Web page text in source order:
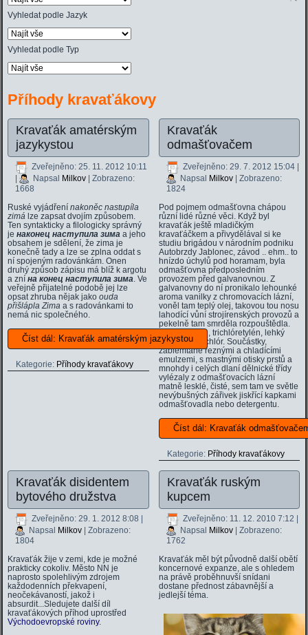
Vyhledat podle Jazyk
Vyhledat podle Typ
Příhody kravaťákovy
Kravaťák amatérským
jazykystou
Zveřejněno: 25. 11. 2012 10:11
|
Napsal Milkov | Zobrazeno:
1668
Ruské vyjádřenínakoněc nastupíla
zimá lze zapsat dvojím způsobem.
Ten syntakticky a filologicky správný
jeнаконец наступила зима a jeho
obsahem je sdělení, že zima je
konečně tady a lze se zplna oddat s
ní spojeným radovánkám. Onen
druhý způsob zápisu má blíž k argotu
a zníна конец наступила зима. Ve
veřejně přijatelné podobě jej lze
opsat zhruba nějak jakoоuda
přišlápla Zima a s radovánkami to
nemá nic společného.
Číst dál: Kravaťák amatérským jazykystou
Kategorie: Příhody kravaťákovy
Kravaťák
odmašťovačem
Zveřejněno: 29. 7. 2012 15:04|
Napsal Milkov| Zobrazeno:
1824
Pod pojmem odmašťovna chápou
různí lidé různé věci. Když byl
kravaťák ještě mladičkým
kravaťáčkem a přivydělával si ke
studiu brigádou v národním podniku
Autobrzdy Jablonec, závod .. ehm.. to
hnízdo úchylů pod horamam, byla
odmašťovna předposledním
provozem před galvanovnou. Z
galvanovny do ní pronikalo lehounké
aroma vanilky z chromovacích lázní,
voněl tam teplý olej, takovou tou nosu
lahodící vůní strojírenských provozů a
pekelně tam smrděla rozpouštědla.
Toluen, xylen, trichlóretylén, lehký
benzín, tetrachlór. Součástky,
zablemtané řeznými a chladícími
emulzemi, s mastnými otisky prstů a
mnohdy i celých dlaní dělnické třídy
vylézaly z odmašťovacích lázní
matně lesklé, čisté, sem tam ve světle
nevýbušných zářivek jiskřící kapkami
odmašťovadla nebo detergentu.
Číst dál: Kravaťák
Kategorie: Příhody kravaťákovy
Kravaťák disidentem
bytového družstva
Zveřejněno: 29. 1. 2012 8:08
Napsal Milkov | Zobrazeno:
1804
Kravaťák žije v zemi, kde je možné
prakticky cokoliv. Město NN je
naprosto spolehlivým zdrojem
každodenních překvapení,
neočekávaností, jakož i
absurdit...Sledujete další díl
kravaťákových příhod uprostřed
Východoevropské roviny.
Kravaťák ruským
kupcem
Zveřejněno: 11. 12. 2010 7:12
Napsal Milkov| Zobrazeno:
1762
Kravaťák měl být původně další obětí
koncernové expanze, ale s ohledem
na právě proběhnuvší snídani
dostane přednost zábavnější a
jedlejší téma.